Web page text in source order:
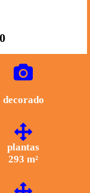
decorado
plantas
293 m²